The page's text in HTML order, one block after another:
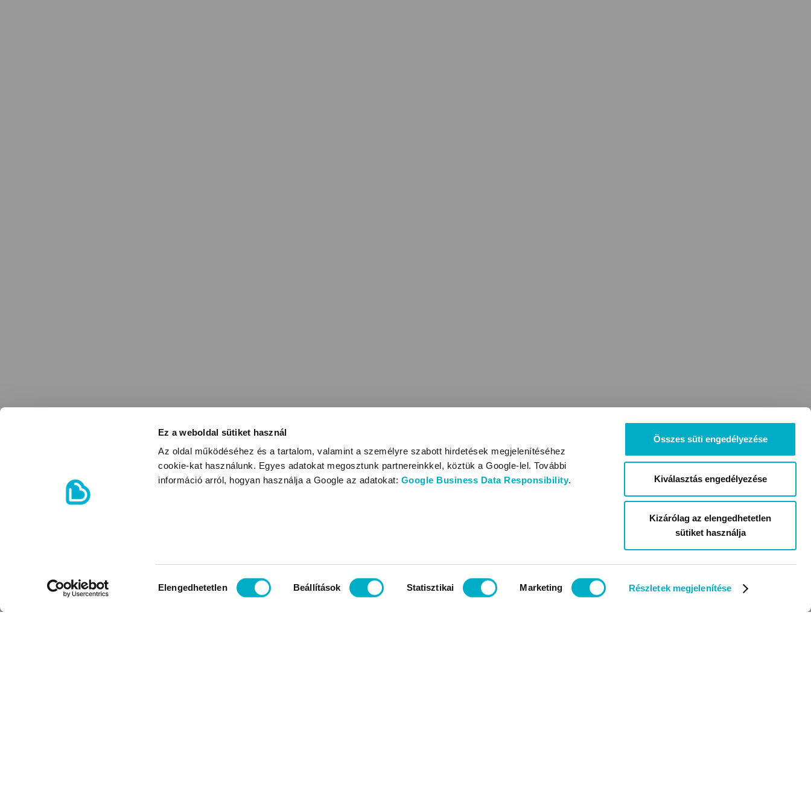
Ez a weboldal sütiket használ
Az oldal működéséhez és a tartalom, valamint a személyre szabott hirdetések megjelenítéséhez
cookie-kat használunk. Egyes adatokat megosztunk partnereinkkel, köztük a Google-lel. További
információ arról, hogyan használja a Google az adatokat: Google Business Data Responsibility.
kiválasztása
Elengedhetetlen Beállítások Statisztikai Marketing Részletek megjelenítése
Összes süti engedélyezése
Kiválasztás engedélyezése
Kizárólag az elengedhetetlen
sütiket használja